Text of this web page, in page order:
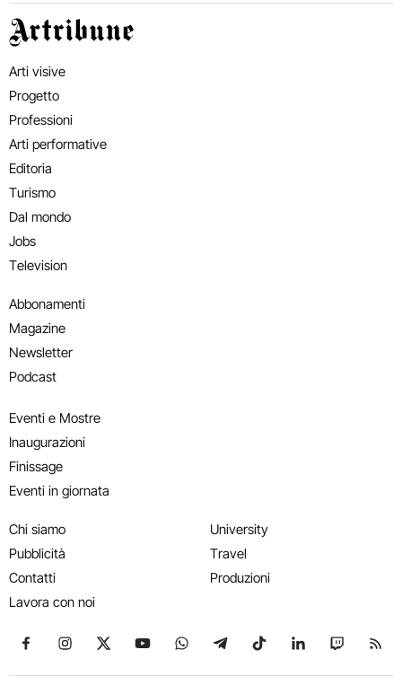
Artribune
Arti visive
Progetto
Professioni
Arti performative
Editoria
Turismo
Dal mondo
Jobs
Television
Abbonamenti
Magazine
Newsletter
Podcast
Eventi e Mostre
Inaugurazioni
Finissage
Eventi in giornata
Chi siamo
Pubblicità
Contatti
Lavora con noi
University
Travel
Produzioni
Seguici su Facebook
Seguici su Instagram
Seguici su X
Seguici su YouTube
Seguici su WhatsApp
Seguici su Telegram
Seguici su TikTok
Seguici su
Seguici